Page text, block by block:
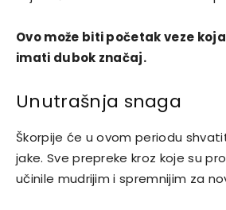
Ovo može biti početak veze
imati dubok značaj.
Unutrašnja snaga
Škorpije će u ovom periodu
jake. Sve prepreke kroz koje su
učinile mudrijim i spremnijim za